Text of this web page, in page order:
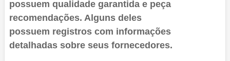
possuem qualidade garantida e peça
recomendações. Alguns deles
possuem registros com informações
detalhadas sobre seus fornecedores.